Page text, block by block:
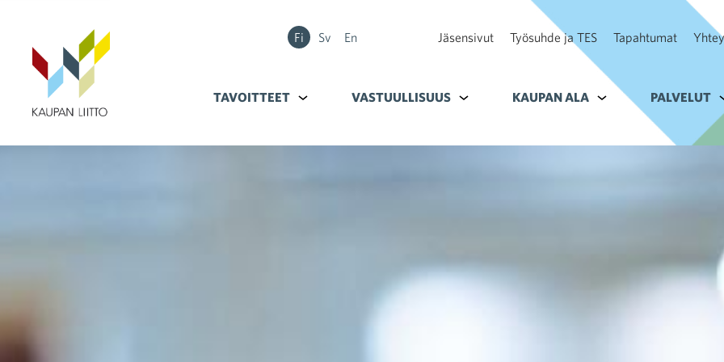
Fi Sv En Jäsensivut Työsuhde ja TES Tapahtumat
TAVOITTEET Alavalikko kohteelle Tavoitteet
VASTUULLISUUS Alavalikko kohteelle Vastuullisuus
KAUPAN ALA Alavalikko kohteelle
PALVELUT